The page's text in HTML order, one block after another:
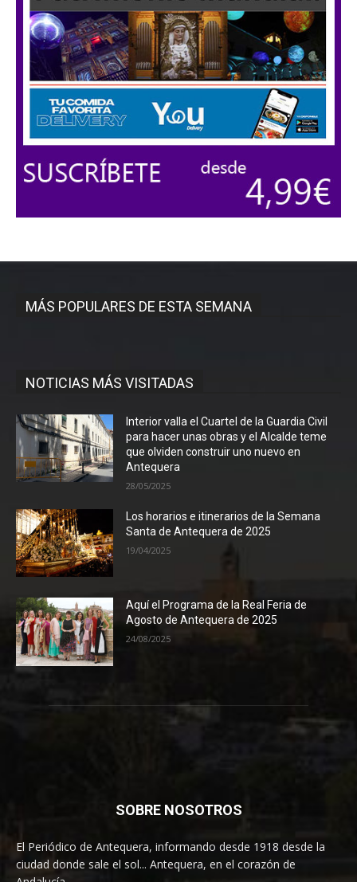
MÁS POPULARES DE ESTA SEMANA
NOTICIAS MÁS VISITADAS
Interior valla el Cuartel de la Guardia Civil
para hacer unas obras y el Alcalde teme
que olviden construir uno nuevo en
Antequera
28/05/2025
Los horarios e itinerarios de la Semana
Santa de Antequera de 2025
19/04/2025
Aquí el Programa de la Real Feria de
Agosto de Antequera de 2025
24/08/2025
SOBRE NOSOTROS
El Periódico de Antequera, informando desde 1918 desde la
ciudad donde sale el sol... Antequera, en el corazón de